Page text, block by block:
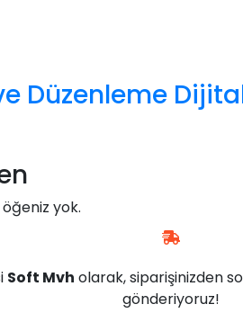
Düzenleme
yok.
Soft Mvh olarak, siparişinizden
gönderiyoruz!